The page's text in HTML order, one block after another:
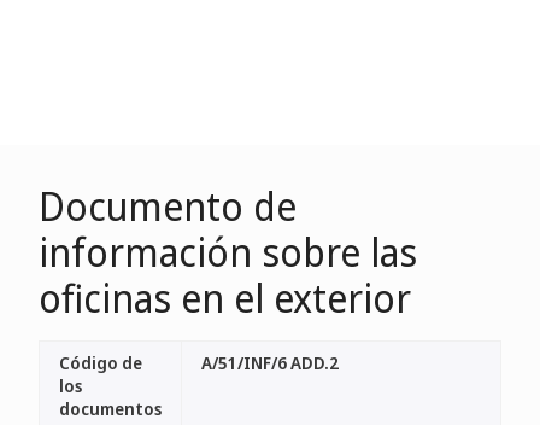
Documento de
información sobre las
oficinas en el exterior
Código de
los
documentos
A/51/INF/6 ADD.2